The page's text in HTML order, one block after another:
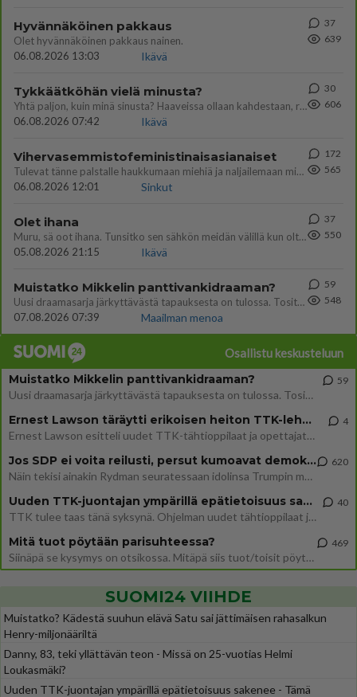
Hyvännäköinen pakkaus
Olet hyvännäköinen pakkaus nainen.
06.08.2026 13:03
Ikävä
37
639
Tykkäätköhän vielä minusta?
Yhtä paljon, kuin minä sinusta? Haaveissa ollaan kahdestaan, rauhassa ja lähennytään fyysisesti ja tutustutaan syvemmin
06.08.2026 07:42
Ikävä
30
606
Vihervasemmistofeministinaisasianaiset
Tulevat tänne palstalle haukkumaan miehiä ja naljailemaan miehelle, kehuvat olevansa heitä parempia. Itse asuvat MIEHE
06.08.2026 12:01
Sinkut
172
565
Olet ihana
Muru, sä oot ihana. Tunsitko sen sähkön meidän välillä kun oltiin ihan låhekkäin? 👩‍❤️‍👩❤️😼😘
05.08.2026 21:15
Ikävä
37
550
Muistatko Mikkelin panttivankidraaman?
Uusi draamasarja järkyttävästä tapauksesta on tulossa. Tositapahtumiin perustuva sarja ammentaa vuoden 1986 Mikkelin pan
07.08.2026 07:39
Maailman menoa
59
548
Osallistu keskusteluun
Muistatko Mikkelin panttivankidraaman?
Uusi draamasarja järkyttävästä tapauksesta on tulossa. Tositapahtumiin perustuva sarja ammentaa vuoden 1986 Mikkelin pan
59
Ernest Lawson täräytti erikoisen heiton TTK-lehdistötilaisuudessa: " Onko tässä tarkoituksena...?"
Ernest Lawson esitteli uudet TTK-tähtioppilaat ja opettajat torstaina 6.8. lehdistölle. Tulevalla kaudella on yksi hausk
4
Jos SDP ei voita reilusti, persut kumoavat demokratian Suomesta
Näin tekisi ainakin Rydman seuratessaan idolinsa Trumpin mallia https://www.is.fi/politiikka/art-2000012187244.html
620
Uuden TTK-juontajan ympärillä epätietoisuus sakenee - Nyt MTV hämmentää soppaa
TTK tulee taas tänä syksynä. Ohjelman uudet tähtioppilaat julkistetaan torstaina 6. elokuuta klo 14 alkavassa lehdistö
40
Mitä tuot pöytään parisuhteessa?
Siinäpä se kysymys on otsikossa. Mitäpä siis tuot/toisit pöytään parisuhteessa? Oletko mies vai nainen? Koetko sen mitä
469
SUOMI24 VIIHDE
Muistatko? Kädestä suuhun elävä Satu sai jättimäisen rahasalkun
Henry-miljonääriltä
Danny, 83, teki yllättävän teon - Missä on 25-vuotias Helmi
Loukasmäki?
Uuden TTK-juontajan ympärillä epätietoisuus sakenee - Tämä